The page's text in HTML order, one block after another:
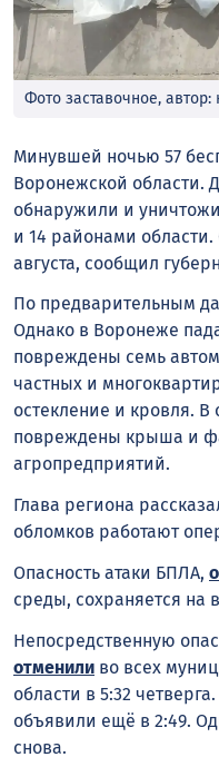
Фото заставочное, автор:
Минувшей ночью 57
Воронежской
обнаружили и
и 14 районами области.
августа, сообщил
По предварительным
Однако в Воронеже
повреждены семь
частных и
остекление и кровля.
повреждены крыша и
агропредприятий.
Глава региона
обломков работают
Опасность атаки БПЛА,
среды, сохраняется на
Непосредственную
отменили во всех
области в 5:32
объявили ещё в 2:49.
снова.